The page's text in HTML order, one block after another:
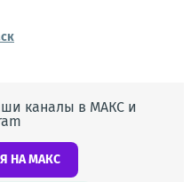
каналы в МАКС и
НА МАКС